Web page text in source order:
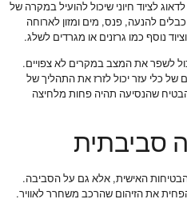
לציוד חיוני שיכול להועיל במקרה של
להנעה, פנס, מים ומזון לארוחה
נוסף כמו גרזנים או מגרדים לשלג.
לשפר את המצב במקרים לא צפויים.
כלי עזר יכול לזרז את התהליך של
שהנסיעה תהיה פחות מלחיצה
סביבתית
האישית, אלא גם על הסביבה.
את הזיהום שהרכב משחרר לאוויר.